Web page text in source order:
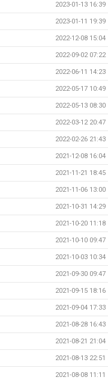
2023-01-13 16:39
2023-01-11 19:39
2022-12-08 15:04
2022-09-02 07:22
2022-06-11 14:23
2022-05-17 10:49
2022-05-13 08:30
2022-03-12 20:47
2022-02-26 21:43
2021-12-08 16:04
2021-11-21 18:45
2021-11-06 13:00
2021-10-31 14:29
2021-10-20 11:18
2021-10-10 09:47
2021-10-03 10:34
2021-09-30 09:47
2021-09-15 18:16
2021-09-04 17:33
2021-08-28 16:43
2021-08-21 21:04
2021-08-13 22:51
2021-08-08 11:11